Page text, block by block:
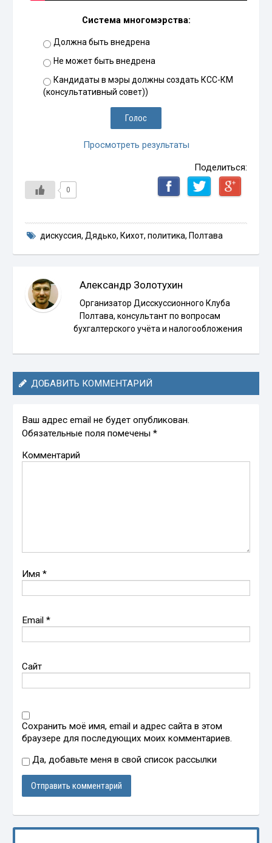
Система многомэрства:
Должна быть внедрена
Не может быть внедрена
Кандидаты в мэры должны создать КСС-КМ
(консультативный совет))
Просмотреть результаты
Поделиться:
0
дискуссия, Дядько, Кихот, политика, Полтава
Александр Золотухин
Организатор Дисскуссионного Клуба
Полтава, консультант по вопросам
бухгалтерского учёта и налогообложения
ДОБАВИТЬ КОММЕНТАРИЙ
Ваш адрес email не будет опубликован.
Обязательные поля помечены*
Комментарий
Имя*
Email*
Сайт
Сохранить моё имя, email и адрес сайта в этом
браузере для последующих моих комментариев.
Да, добавьте меня в свой список рассылки